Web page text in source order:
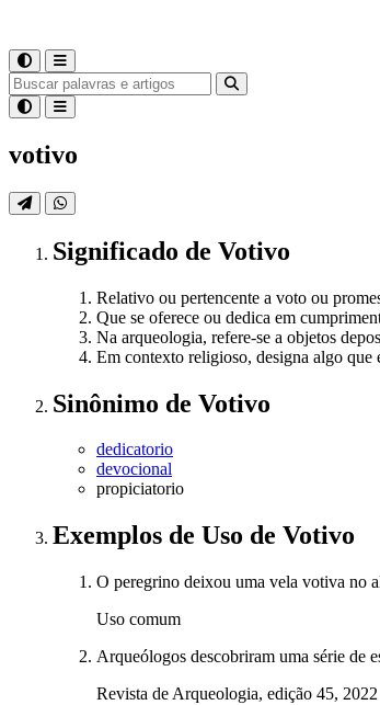
votivo
Significado de Votivo
Relativo ou pertencente a voto ou
Que se oferece ou dedica em
Na arqueologia, refere-se a objetos
Em contexto religioso, designa algo que
Sinônimo de Votivo
dedicatorio
devocional
propiciatorio
Exemplos de Uso de Votivo
O peregrino deixou uma vela votiva no
Uso comum
Arqueólogos descobriram uma série de
Revista de Arqueologia, edição 45, 2022